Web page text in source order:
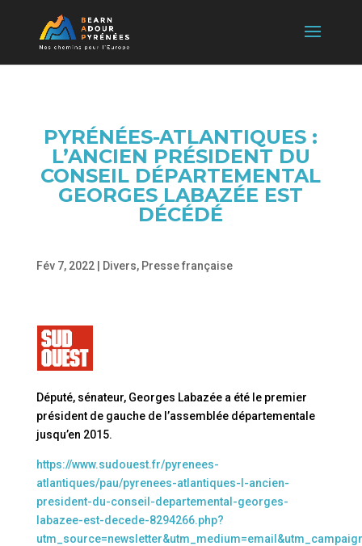
PYRÉNÉES-ATLANTIQUES :
L’ANCIEN PRÉSIDENT DU
CONSEIL DÉPARTEMENTAL
GEORGES LABAZÉE EST
DÉCÉDÉ
Fév 7, 2022| Divers, Presse française
Député, sénateur, Georges Labazée a été le premier
président de gauche de l’assemblée départementale
jusqu’en 2015.
https://www.sudouest.fr/pyrenees-
atlantiques/pau/pyrenees-atlantiques-l-ancien-
president-du-conseil-departemental-georges-
labazee-est-decede-8294266.php?